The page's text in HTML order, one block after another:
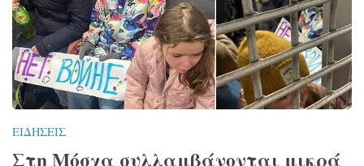
ΕΙΔΉΣΕΙΣ
Στη Μόσχα συλλαμβάνονται μικρά